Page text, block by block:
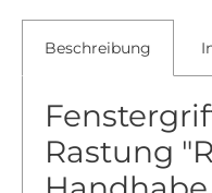
Beschreibung
Rastung